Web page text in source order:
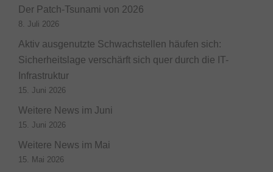
Der Patch-Tsunami von 2026
8. Juli 2026
Aktiv ausgenutzte Schwachstellen häufen sich:
Sicherheitslage verschärft sich quer durch die IT-
Infrastruktur
15. Juni 2026
Weitere News im Juni
15. Juni 2026
Weitere News im Mai
15. Mai 2026